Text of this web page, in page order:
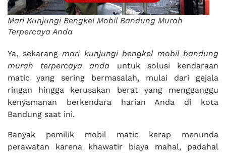
Mari Kunjungi Bengkel Mobil Bandung Murah
Terpercaya Anda
Ya, sekarang mari kunjungi bengkel mobil bandung
murah terpercaya anda untuk solusi kendaraan
matic yang sering bermasalah, mulai dari gejala
ringan hingga kerusakan berat yang mengganggu
kenyamanan berkendara harian Anda di kota
Bandung saat ini.
Banyak pemilik mobil matic kerap menunda
perawatan karena khawatir biaya mahal, padahal